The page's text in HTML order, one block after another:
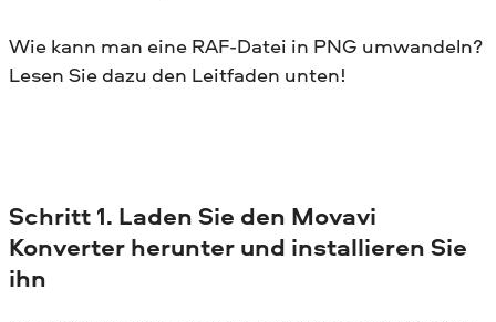
Wie kann man eine RAF-Datei in PNG umwandeln?
Lesen Sie dazu den Leitfaden unten!
Schritt 1. Laden Sie den Movavi
Konverter herunter und installieren Sie
ihn